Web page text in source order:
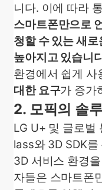
니다. 이에 따라
스마트폰만으로
청할 수 있는 새로
높아지고 있습니
환경에서 쉽게 사
대한 요구가 증가
2. 모픽의 솔
LG U+ 및 글로벌
lass와 3D SDK
3D 서비스 환경
자들은 스마트폰